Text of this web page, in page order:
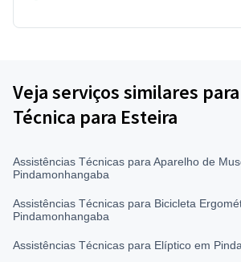
Veja serviços similares
Técnica para Esteira
Assistências Técnicas para Aparelho de
Pindamonhangaba
Assistências Técnicas para Bicicleta
Pindamonhangaba
Assistências Técnicas para Elíptico em